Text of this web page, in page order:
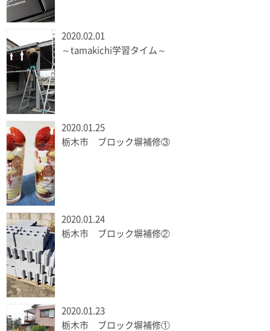
2020.02.01
～tamakichi学習タイム～
2020.01.25
栃木市 ブロック塀補修③
2020.01.24
栃木市 ブロック塀補修②
2020.01.23
栃木市 ブロック塀補修①